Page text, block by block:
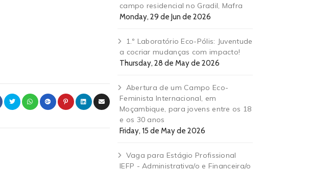
campo residencial no Gradil, Mafra
Monday, 29 de Jun de 2026
1.º Laboratório Eco-Pólis: Juventude
a cocriar mudanças com impacto!
Thursday, 28 de May de 2026
Abertura de um Campo Eco-
Feminista Internacional, em
Moçambique, para jovens entre os 18
e os 30 anos
Friday, 15 de May de 2026
Vaga para Estágio Profissional
IEFP - Administrativa/o e Financeira/o